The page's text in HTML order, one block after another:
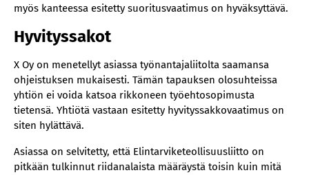
myös kanteessa esitetty suoritusvaatimus on hyväksyttävä.
Hyvityssakot
X Oy on menetellyt asiassa työnantajaliitolta saamansa
ohjeistuksen mukaisesti. Tämän tapauksen olosuhteissa
yhtiön ei voida katsoa rikkoneen työehtosopimusta
tietensä. Yhtiötä vastaan esitetty hyvityssakkovaatimus on
siten hylättävä.
Asiassa on selvitetty, että Elintarviketeollisuusliitto on
pitkään tulkinnut riidanalaista määräystä toisin kuin mitä